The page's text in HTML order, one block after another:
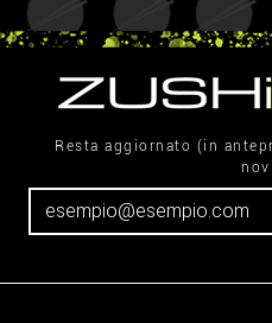
Resta aggiornato (in